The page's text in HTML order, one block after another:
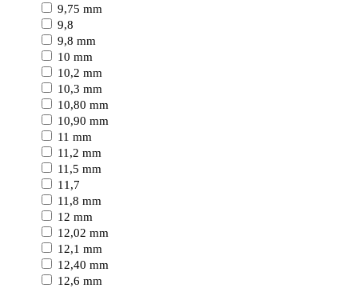
9,75 mm
9,8
9,8 mm
10 mm
10,2 mm
10,3 mm
10,80 mm
10,90 mm
11 mm
11,2 mm
11,5 mm
11,7
11,8 mm
12 mm
12,02 mm
12,1 mm
12,40 mm
12,6 mm